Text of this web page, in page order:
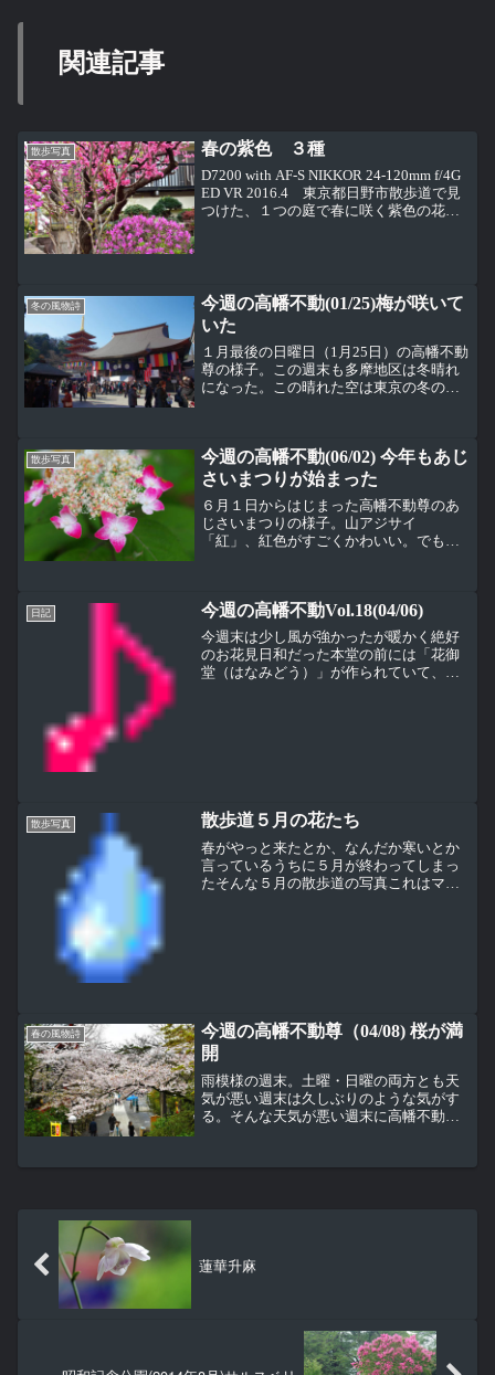
関連記事
散歩写真 春の紫色 ３種
D7200 with AF-S NIKKOR 24-120mm f/4G
ED VR 2016.4 東京都日野市散歩道で見
つけた、１つの庭で春に咲く紫色の花が
冬の風物詩
今週の高幡不動(01/25)梅が咲いて
いた
１月最後の日曜日（1月25日）の高幡不動
尊の様子。この週末も多摩地区は冬晴れ
になった。この晴れた空は東京の冬の景
弘法大師像の前の紅梅...
散歩写真
今週の高幡不動(06/02) 今年もあじ
さいまつりが始まった
６月１日からはじまった高幡不動尊のあ
じさいまつりの様子。山アジサイ
「紅」、紅色がすごくかわいい。でもこ
み）」、エゾアジサイっていうの...
日記 今週の高幡不動Vol.18(04/06)
今週末は少し風が強かったが暖かく絶好
のお花見日和だった本堂の前には「花御
堂（はなみどう）」が作られていて、も
散歩写真 散歩道５月の花たち
春がやっと来たとか、なんだか寒いとか
言っているうちに５月が終わってしまっ
たそんな５月の散歩道の写真これはマメ
春の風物詩
今週の高幡不動尊（04/08) 桜が満
開
雨模様の週末。土曜・日曜の両方とも天
気が悪い週末は久しぶりのような気がす
る。そんな天気が悪い週末に高幡不動尊
ぱりここの桜は背景が青空であってほし
蓮華升麻